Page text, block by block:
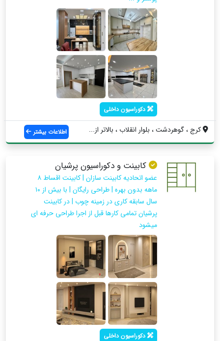
دکوراسیون داخلی
کرج ، گوهردشت ، بلوار انقلاب ، بالاتر از... اطلاعات بیشتر
کابینت و دکوراسیون پرشیان
عضو اتحادیه کابینت سازان | کابینت اقساط ۸
ماهه بدون بهره | طراحی رایگان | با بیش از ۱۰
سال سابقه کاری در زمینه چوب | در کابینت
پرشیان تمامی کارها قبل از اجرا طراحی حرفه ای
میشود
دکوراسیون داخلی